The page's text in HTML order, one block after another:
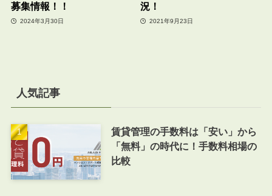
募集情報！！
2024年3月30日
況！
2021年9月23日
人気記事
賃貸管理の手数料は「安い」から
「無料」の時代に！手数料相場の
比較